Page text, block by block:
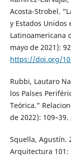
Acosta-Strobel.
y Estados Unidos
Latinoamericana
mayo de 2021):
https://doi.org/
Rubbi, Lautaro
los Países
Teórica.”
de 2022): 109–39.
Squella, Agustín.
Arquitectura 101: